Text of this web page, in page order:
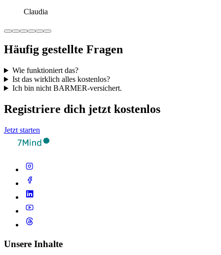
Claudia
Häufig gestellte Fragen
Wie funktioniert das?
Ist das wirklich alles kostenlos?
Ich bin nicht BARMER-versichert.
Registriere dich jetzt kostenlos
Jetzt starten
Unsere Inhalte